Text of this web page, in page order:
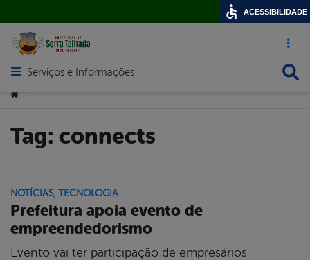
Acesso
Abrir menu principal de navegação
Serviços e Informações
Você está aqui:
Tag: connects
NOTÍCIAS, TECNOLOGIA
Prefeitura apoia evento de
empreendedorismo
Evento vai ter participação de empresários
ACESSIBILIDADE